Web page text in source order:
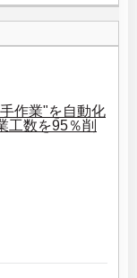
作業"を自動化
工数を95％削